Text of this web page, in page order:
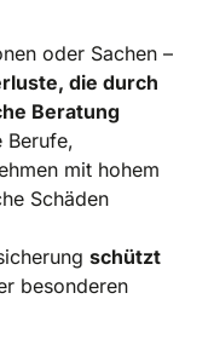
oder Sachen –
die durch
Beratung
Berufe,
mit hohem
Schäden
schützt
besonderen